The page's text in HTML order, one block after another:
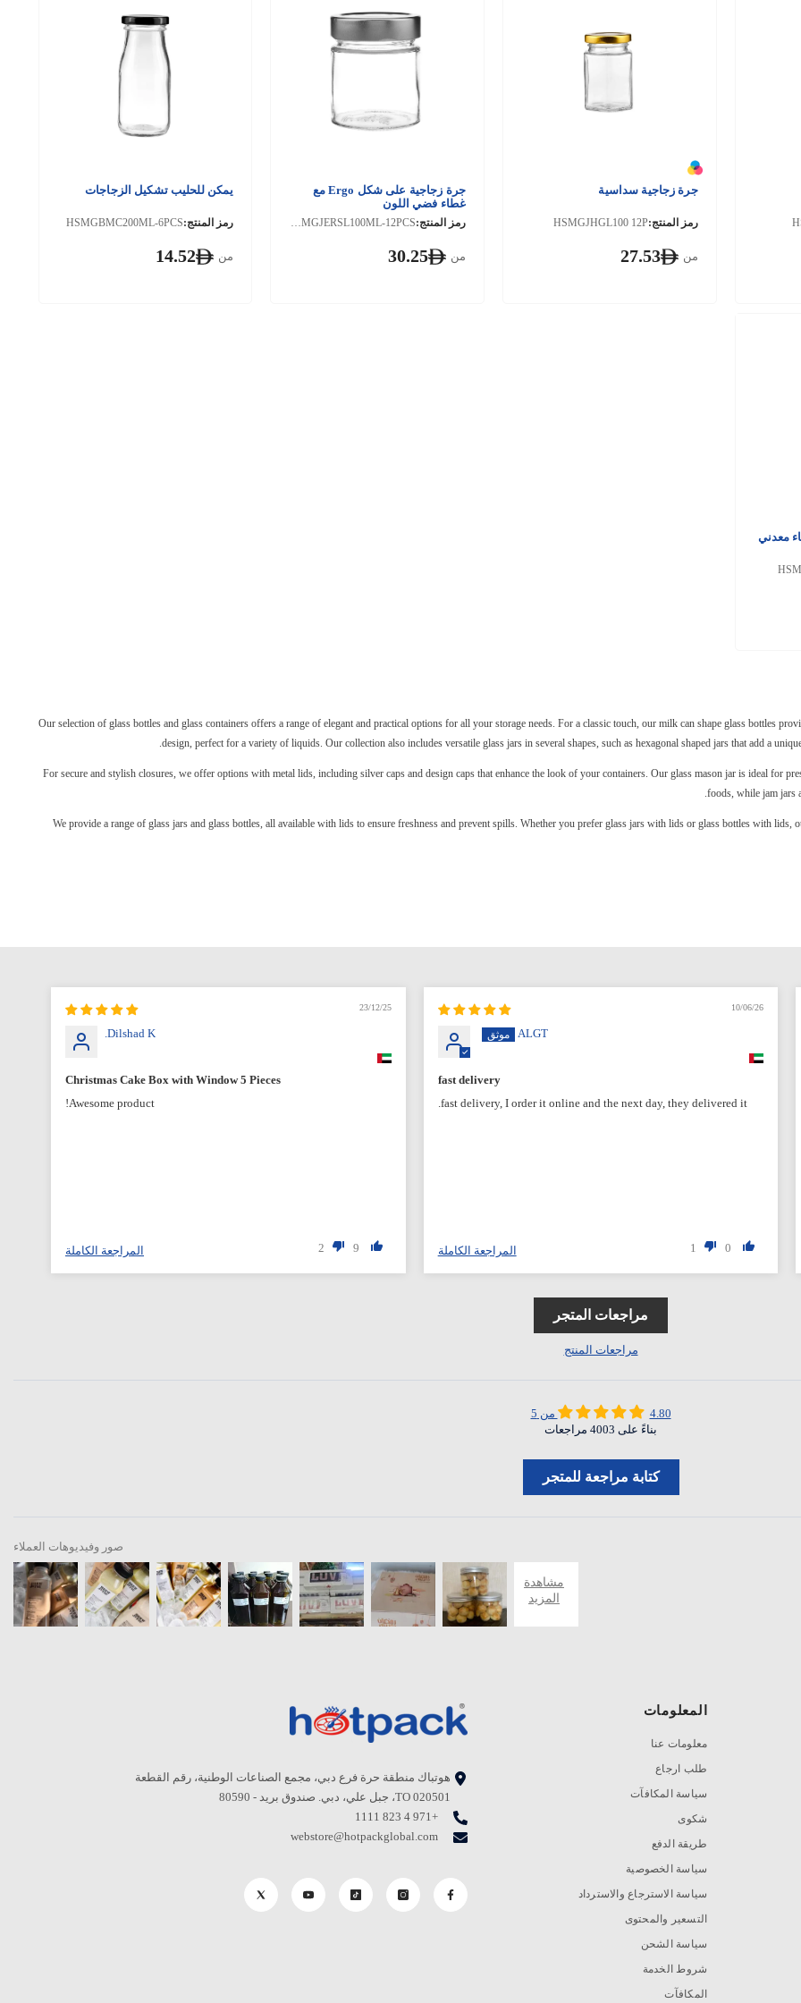
جرة زجاجية سداسية
رمز المنتج:HSMGJHGL100 12P
من 27.53
جرة زجاجية على شكل Ergo مع
غطاء فضي اللون
رمز المنتج: HSMGJERSL100ML-12PCS
من 30.25
يمكن للحليب تشكيل الزجاجات
رمز المنتج:HSMGBMC200ML-6PCS
من 14.52
معدني
Our selection of glass bottles and glass containers offers a range of elegant and practical options for all your storage needs. For a classic touch, our milk can shape glass bottles
design, perfect for a variety of liquids. Our collection also includes versatile glass jars in several shapes, such as hexagonal shaped jars that add a
For secure and stylish closures, we offer options with metal lids, including silver caps and design caps that enhance the look of your containers. Our glass mason jar is ideal for
foods, while jam jars
We provide a range of glass jars and glass bottles, all available with lids to ensure freshness and prevent spills. Whether you prefer glass jars with lids or glass bottles with
10/06/26
ALGT
fast delivery
fast delivery, I order it online and the next day, they delivered it.
0
1 المراجعة الكاملة
23/12/25
Dilshad K.
Christmas Cake Box with Window 5 Pieces
Awesome product!
9
2 المراجعة الكاملة
مراجعات المتجر
مراجعات المنتج
4.80 من 5
بناءً على 4003 مراجعات
كتابة مراجعة للمتجر
صور وفيديوهات العملاء
المعلومات
معلومات عنا
طلب ارجاع
سياسة المكافآت
شكوى
طريقة الدفع
سياسة الخصوصية
سياسة الاسترجاع والاسترداد
التسعير والمحتوى
سياسة الشحن
شروط الخدمة
المكافآت
هوتباك منطقة حرة فرع دبي، مجمع الصناعات الوطنية، رقم القطعة
TO 020501، جبل علي، دبي. صندوق بريد - 80590
+971 4 823 1111
webstore@hotpackglobal.com